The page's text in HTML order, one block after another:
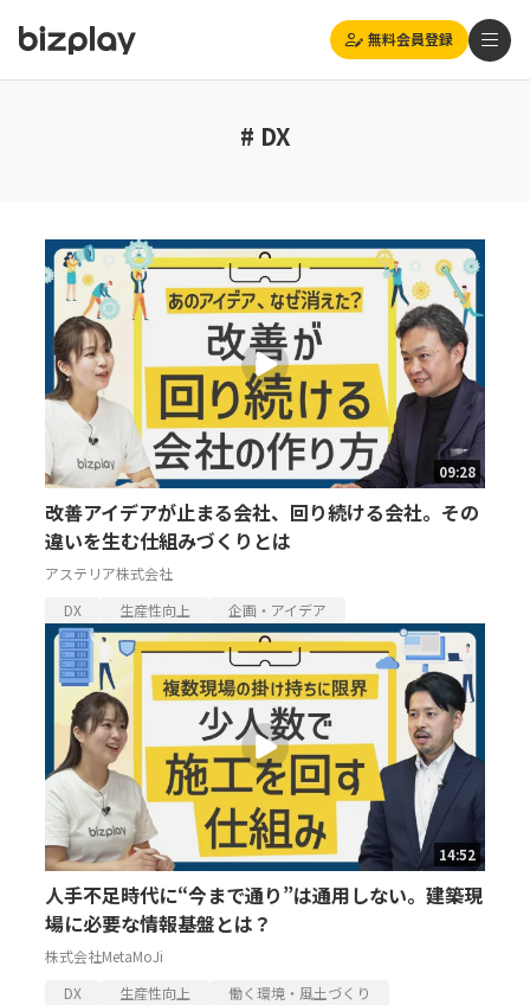
無料会員登録
# DX
09:28
改善アイデアが止まる会社、回り続ける会社。その
違いを生む仕組みづくりとは
アステリア株式会社
DX
生産性向上 企画・アイデア
14:52
人手不足時代に“今まで通り”は通用しない。建築現
場に必要な情報基盤とは？
株式会社MetaMoJi
DX
生産性向上 働く環境・風土づくり